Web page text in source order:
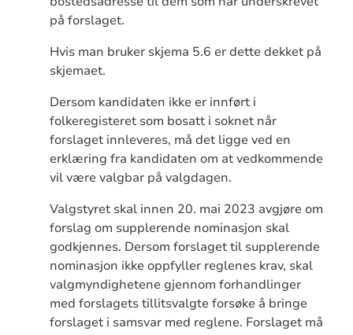
på forslaget.
Hvis man bruker skjema 5.6 er dette dekket på
skjemaet.
Dersom kandidaten ikke er innført i
folkeregisteret som bosatt i soknet når
forslaget innleveres, må det ligge ved en
erklæring fra kandidaten om at vedkommende
vil være valgbar på valgdagen.
Valgstyret skal innen 20. mai 2023 avgjøre om
forslag om supplerende nominasjon skal
godkjennes. Dersom forslaget til supplerende
nominasjon ikke oppfyller reglenes krav, skal
valgmyndighetene gjennom forhandlinger
med forslagets tillitsvalgte forsøke å bringe
forslaget i samsvar med reglene. Forslaget må